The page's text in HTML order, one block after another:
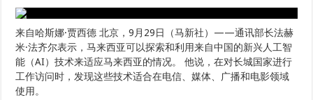
来自哈斯娜·贾西德 北京，9月29日（马新社）——通讯部长法赫
米·法齐尔表示，马来西亚可以探索和利用来自中国的新兴人工智
能（AI）技术来适应马来西亚的情况。 他说，在对长城国家进行
工作访问时，发现这些技术适合在电信、媒体、广播和电影领域
使用。